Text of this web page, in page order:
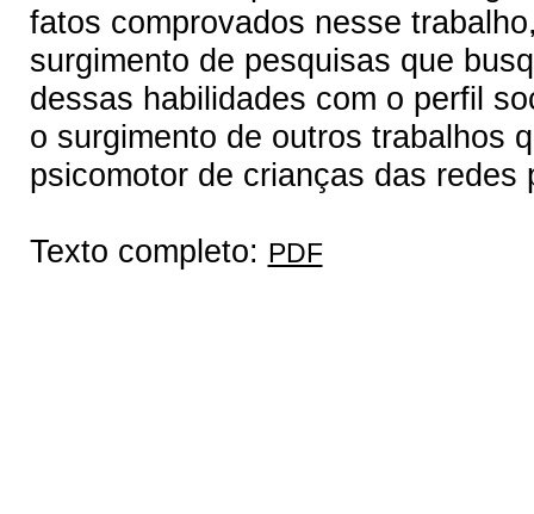
fatos comprovados nesse
surgimento de pesquisas que
dessas habilidades com o perfil
o surgimento de outros trabalhos
psicomotor de crianças das
Texto completo: PDF